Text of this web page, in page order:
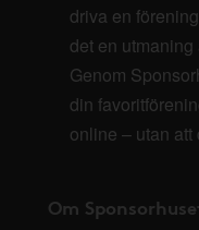
driva en
det en
Genom
din
online – utan att
Om